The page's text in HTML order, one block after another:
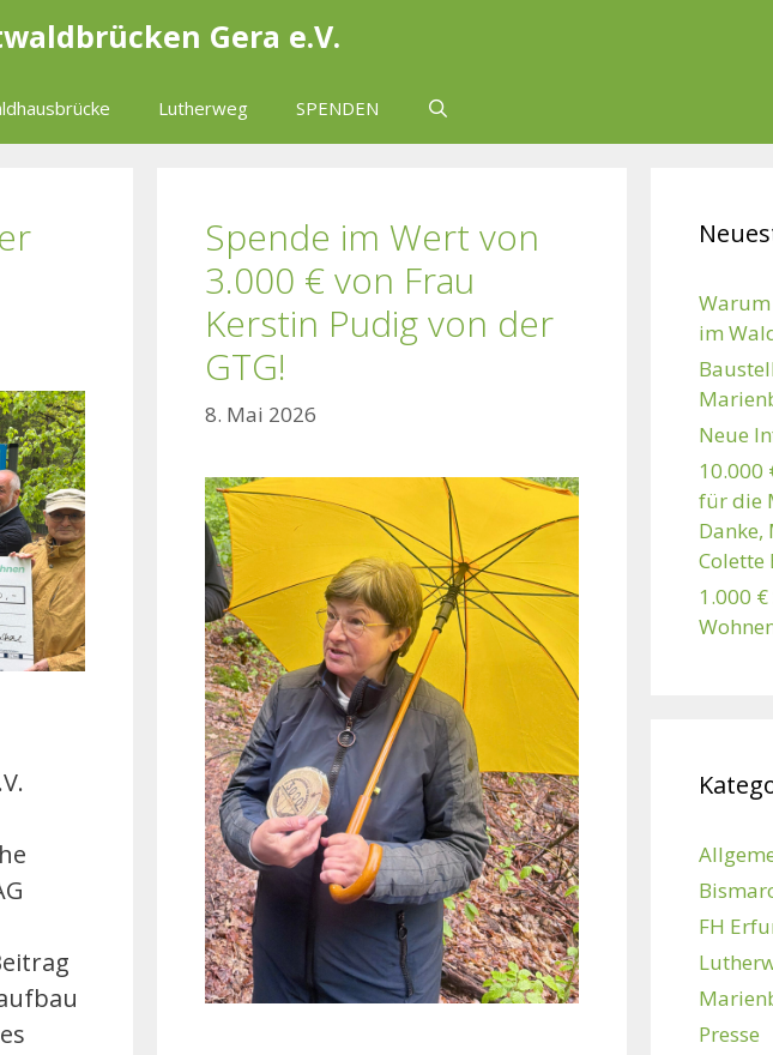
Gera e.V.
Lutherweg SPENDEN
Spende im Wert von
3.000 € von Frau
Kerstin Pudig von der
GTG!
8. Mai 2026
im
Neue
10.000
für die
Colette
1.000
FH
Presse